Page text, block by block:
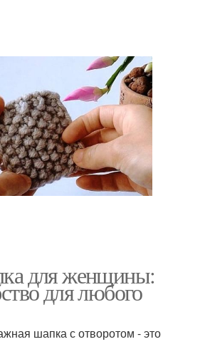
для женщины:
для любого
шапка с отворотом - это